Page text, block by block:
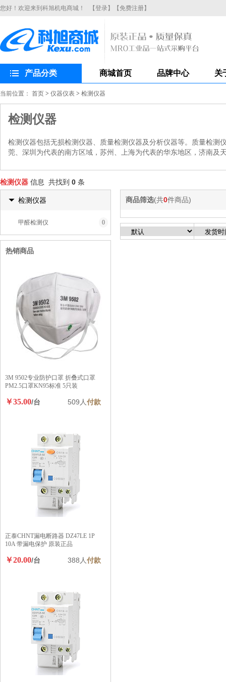
您好！欢迎来到科旭机电商城！ 【登录】 【免费注册】
产品分类 商城首页 品牌中心 关
当前位置： 首页 > 仪器仪表 > 检测仪器
检测仪器
检测仪器包括无损检测仪器、质量检测仪器及分析仪器等。质量检
莞、深圳为代表的南方区域，苏州、上海为代表的华东地区，济南及
检测仪器 信息 共找到 0 条
商品筛选(共0件商品)
检测仪器
甲醛检测仪 0
热销商品
3M 9502专业防护口罩 折叠式口罩
PM2.5口罩KN95标准 5只装
￥35.00/台 509人付款
正泰CHNT漏电断路器 DZ47LE 1P
10A 带漏电保护 原装正品
￥20.00/台 388人付款